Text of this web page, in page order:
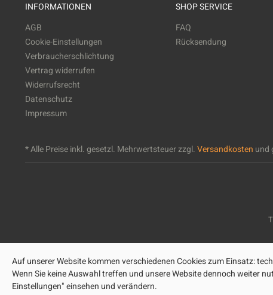
INFORMATIONEN
AGB
Cookie-Einstellungen
Verbraucherschlichtung
Vertrag widerrufen
Widerrufsrecht
Datenschutz
Impressum
SHOP SERVICE
FAQ
Rücksendung
* Alle Preise inkl. gesetzl. Mehrwertsteuer zzgl.Versandkosten und
Auf unserer Website kommen verschiedenen Cookies zum Einsatz:
Wenn Sie keine Auswahl treffen und unsere Website dennoch weiter
Einstellungen" einsehen und verändern.